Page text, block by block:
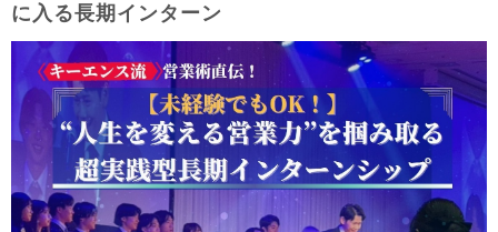
に入る長期インターン